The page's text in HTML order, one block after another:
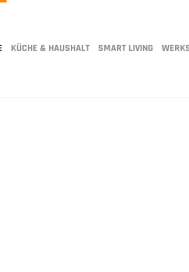
KÜCHE & HAUSHALT SMART LIVING